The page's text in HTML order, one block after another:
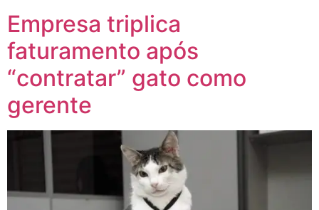
Empresa triplica
faturamento após
“contratar” gato como
gerente